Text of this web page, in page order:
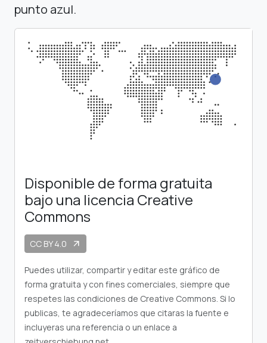
punto azul.
Disponible de forma gratuita
bajo una licencia Creative
Commons
CC BY 4.0 arrow_outward
Puedes utilizar, compartir y editar este gráfico de
forma gratuita y con fines comerciales, siempre que
respetes las condiciones de Creative Commons. Si lo
publicas, te agradeceríamos que citaras la fuente e
incluyeras una referencia o un enlace a